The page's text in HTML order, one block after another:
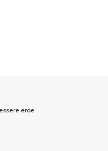
eroe